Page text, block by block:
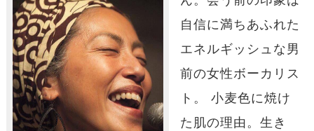
自信に満ちあふれた
エネルギッシュな男
前の女性ボーカリス
ト。 小麦色に焼け
た肌の理由。生き